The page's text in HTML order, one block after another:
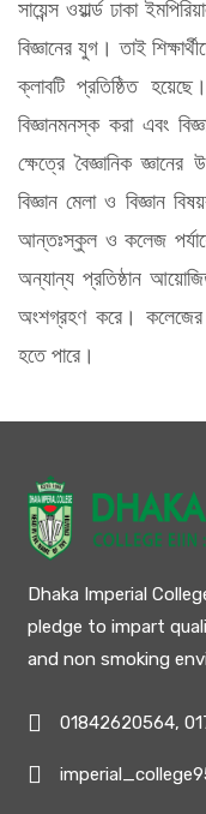
সায়েন্স ওয়ার্ল্ড ঢাকা
বিজ্ঞানের যুগ। তাই
ক্লাবটি প্রতিষ্ঠিত
বিজ্ঞানমনস্ক করা এবং
ক্ষেত্রে বৈজ্ঞানিক
বিজ্ঞান মেলা ও বিজ্ঞান
আন্তঃস্কুল ও কলেজ
অন্যান্য প্রতিষ্ঠান
অংশগ্রহণ করে। কলেজের
হতে পারে।
Dhaka Imperial
pledge to impart
and non smoking
01842620564,